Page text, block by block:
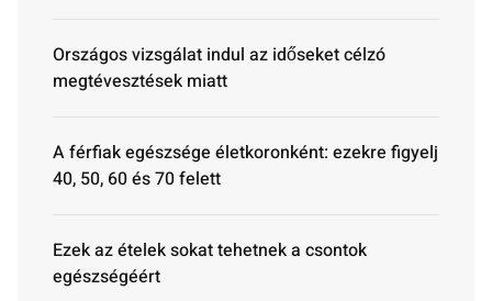
Országos vizsgálat indul az időseket célzó
megtévesztések miatt
A férfiak egészsége életkoronként: ezekre figyelj
40, 50, 60 és 70 felett
Ezek az ételek sokat tehetnek a csontok
egészségéért